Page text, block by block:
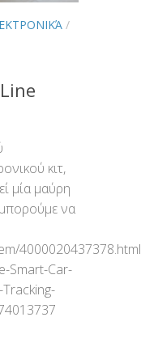
/
κιτ,
μία μαύρη
να
4000020437378.html
Smart-Car-